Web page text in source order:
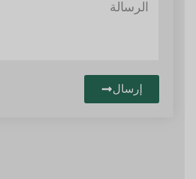
إرسال